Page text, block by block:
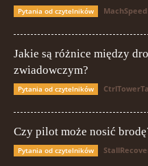
Pytania od czytelników
Jakie są różnice między
zwiadowczym?
Pytania od czytelników
Czy pilot może nosić
Pytania od czytelników